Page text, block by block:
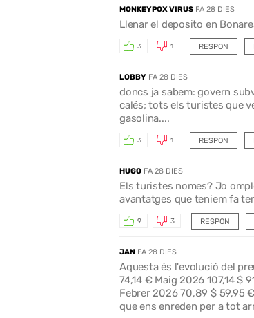
MONKEYPOX VIRUS FA 28 DIES
Llenar el deposito en
RESPON
3 1
LOBBY FA 28 DIES
doncs ja sabem: govern
calés; tots els turistes que
gasolina....
RESPON
3 1
HUGO FA 28 DIES
Els turistes nomes? Jo
avantatges que teniem fa
RESPON
9 3
JAN FA 28 DIES
Aquesta és l'evolució del
74,14 € Maig 2026 107,14 $
Febrer 2026 70,89 $ 59,95
que ens enreden per a tot